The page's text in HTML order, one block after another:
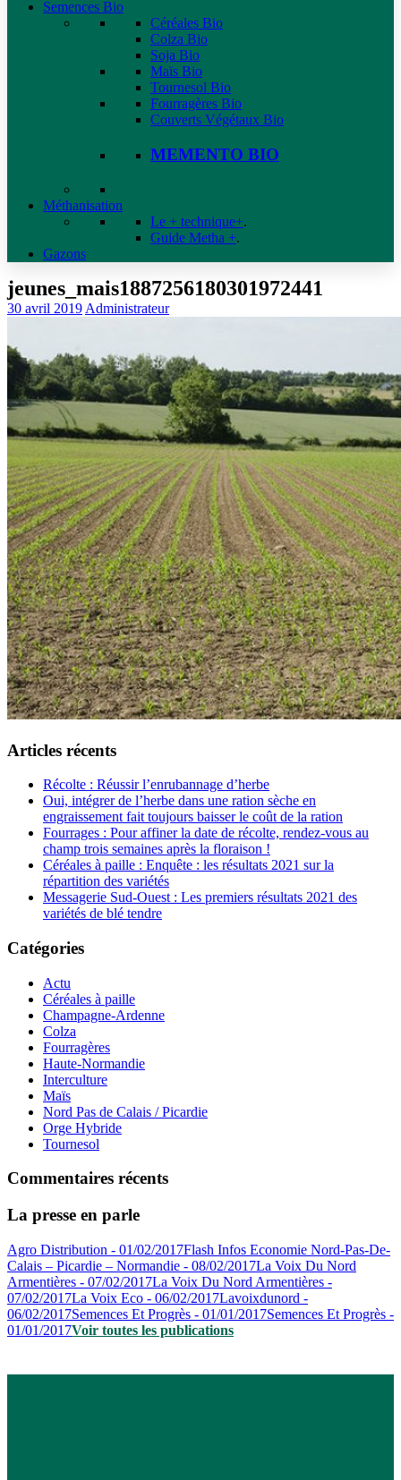
Semences Bio
Céréales Bio
Colza Bio
Soja Bio
Maïs Bio
Tournesol Bio
Fourragères Bio
Couverts Végétaux Bio
MEMENTO BIO
Méthanisation
Le + technique+.
Guide Metha +.
Gazons
jeunes_mais1887256180301972441
30 avril 2019 Administrateur
Articles récents
Récolte : Réussir l’enrubannage d’herbe
Oui, intégrer de l’herbe dans une ration sèche en
engraissement fait toujours baisser le coût de la ration
Fourrages : Pour affiner la date de récolte, rendez-vous au
champ trois semaines après la floraison !
Céréales à paille : Enquête : les résultats 2021 sur la
répartition des variétés
Messagerie Sud-Ouest : Les premiers résultats 2021 des
variétés de blé tendre
Catégories
Actu
Céréales à paille
Champagne-Ardenne
Colza
Fourragères
Haute-Normandie
Interculture
Maïs
Nord Pas de Calais / Picardie
Orge Hybride
Tournesol
Commentaires récents
La presse en parle
Agro Distribution - 01/02/2017Flash Infos Economie Nord-Pas-De-
Calais – Picardie – Normandie - 08/02/2017La Voix Du Nord
Armentières - 07/02/2017La Voix Du Nord Armentières -
07/02/2017La Voix Eco - 06/02/2017Lavoixdunord -
06/02/2017Semences Et Progrès - 01/01/2017Semences Et Progrès -
01/01/2017Voir toutes les publications